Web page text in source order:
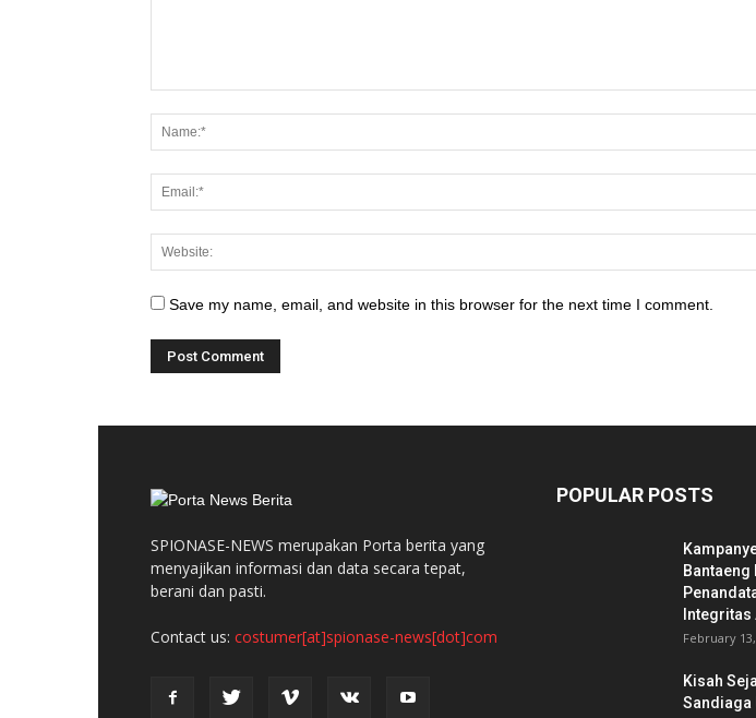
Save my name, email, and website in this browser for the next time I comment.
SPIONASE-NEWS merupakan Porta berita yang
menyajikan informasi dan data secara tepat,
berani dan pasti.
Contact us: costumer[at]spionase-news[dot]com
POPULAR POSTS
Bantaeng
Integritas
February
Kisah
Sandiaga